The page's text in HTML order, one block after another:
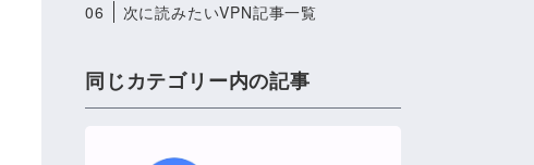
06
次に読みたいVPN記事一覧
同じカテゴリー内の記事